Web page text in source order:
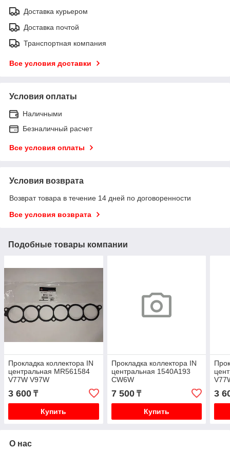
Доставка курьером
Доставка почтой
Транспортная компания
Все условия доставки
Условия оплаты
Наличными
Безналичный расчет
Все условия оплаты
Условия возврата
Возврат товара в течение 14 дней по договоренности
Все условия возврата
Подобные товары компании
Прокладка коллектора IN
центральная MR561584
V77W V97W
3 600 ₸
Купить
Прокладка коллектора IN
центральная 1540A193
CW6W
7 500₸
Купить
3
О нас